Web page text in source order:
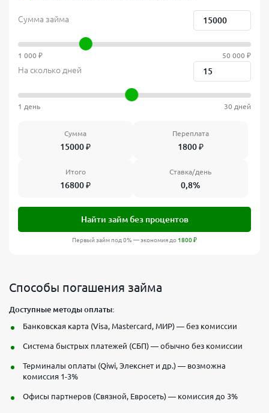
Сумма займа
1 000 ₽ 50 000 ₽
На сколько дней
1 день 30 дней
Сумма
15000₽
Переплата
1800₽
Итого
16800₽
Ставка/день
0,8%
Найти займ без процентов
Первый займ под 0% — экономия до 1800₽
Способы погашения займа
Доступные методы оплаты:
Банковская карта (Visa, Mastercard, МИР) — без комиссии
Система быстрых платежей (СБП) — обычно без комиссии
Терминалы оплаты (Qiwi, Элекснет и др.) — возможна
комиссия 1-3%
Офисы партнеров (Связной, Евросеть) — комиссия до 3%